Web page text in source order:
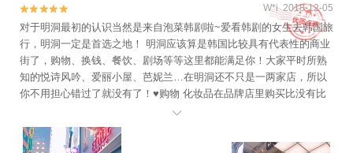

 W*i 2018-12-05
对于明洞最初的认识当然是来自泡菜韩剧啦~爱看韩剧的女生去韩国旅
行，明洞一定是首选之地！ 明洞应该算是韩国比较具有代表性的商业
街了，购物、换钱、餐饮、剧场等等这里都能满足你！大家平时所熟
知的悦诗风吟、爱丽小屋、芭妮兰…在明洞还不只是一两家店，所以
你不用担心错过了就没有了！♥购物 化妆品在品牌店里购买比没有比
较优惠，但是店家会赠送特别多的小样给你。明洞街口的马路对面就
是乐天和新世界免税店，价格当然是是奶思的~不过因为太便宜所以大
牌子的化妆品经常断货，而韩妆虽然比品牌店便宜非常多，但是是捆
